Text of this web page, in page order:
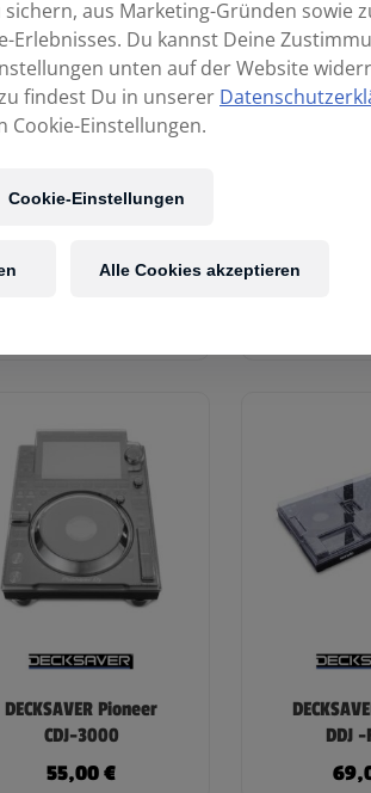
DECKSAVER Allen &
DECKSAVER Pioneer
CDJ-3000
55,00€
DDJ -
aus Marketing-Gründen sowie
Erlebnisses. Du kannst Deine
unten auf der Website
findest Du in unserer
Einstellungen.
Cookie-Einstellungen
Alle Cookies akzeptieren